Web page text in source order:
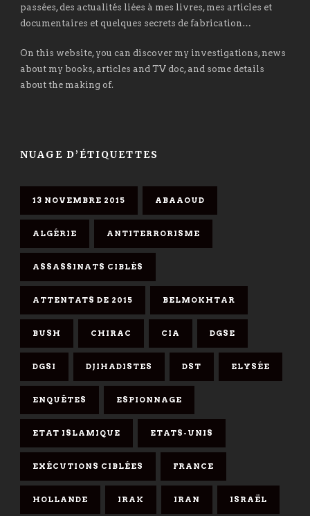
passées, des actualités liées à mes livres, mes articles et
documentaires et quelques secrets de fabrication…
On this website, you can discover my investigations, news
about my books, articles and TV doc, and some details
about the making of.
NUAGE D’ÉTIQUETTES
13 NOVEMBRE 2015 ABAAOUD
ALGÉRIE ANTITERRORISME
ASSASSINATS CIBLÉS
ATTENTATS DE 2015 BELMOKHTAR
BUSH CHIRAC CIA DGSE
DGSI DJIHADISTES DST ELYSÉE
ENQUÊTES ESPIONNAGE
ETAT ISLAMIQUE ETATS-UNIS
EXÉCUTIONS CIBLÉES FRANCE
HOLLANDE IRAK IRAN ISRAËL